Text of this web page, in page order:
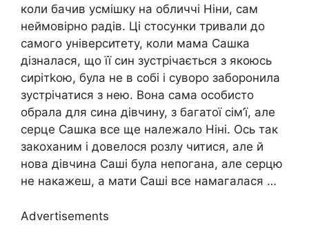
коли бачив усмішку на обличчі Ніни, сам
неймовірно радів. Ці стосунки тривали до
самого університету, коли мама Сашка
дізналася, що її син зустрічається з якоюсь
сирітkою, була не в собі і суворо заборонила
зустрічатися з нею. Вона сама особисто
обрала для сина дівчину, з багатої сім’ї, але
серце Сашка все ще належало Ніні. Ось так
закоханим і довелося розлу читися, але й
нова дівчина Саші була непогана, але серцю
не накажеш, а мати Саші все намагалася …
Advertisements